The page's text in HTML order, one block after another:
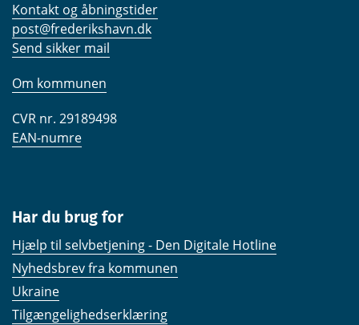
Kontakt og åbningstider
post@frederikshavn.dk
Send sikker mail
Om kommunen
CVR nr. 29189498
EAN-numre
Har du brug for
Hjælp til selvbetjening - Den Digitale Hotline
Nyhedsbrev fra kommunen
Ukraine
Tilgængelighedserklæring